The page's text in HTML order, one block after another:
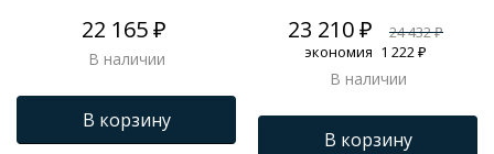
22 165 ₽
В наличии
В корзину
X070076
23 210 ₽
24 432 ₽
экономия 1 222 ₽
В наличии
В корзину